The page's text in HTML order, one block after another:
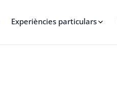
Experiències particulars